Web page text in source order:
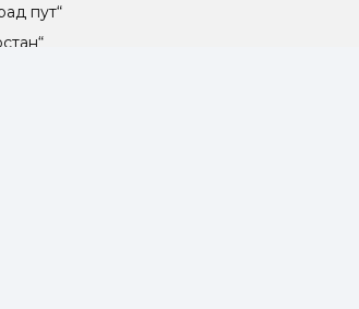
пут“